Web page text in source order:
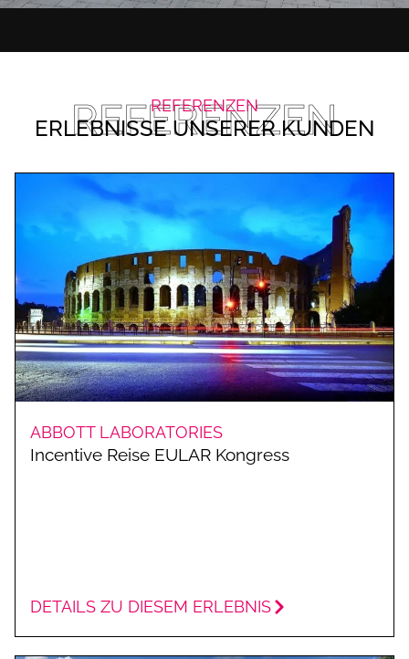
REFERENZEN
REFERENZEN
ERLEBNISSE UNSERER KUNDEN
ABBOTT LABORATORIES
Incentive Reise EULAR Kongress
DETAILS ZU DIESEM ERLEBNIS